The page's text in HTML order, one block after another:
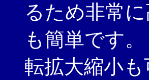
るため非常
も簡単です
転拡大縮小